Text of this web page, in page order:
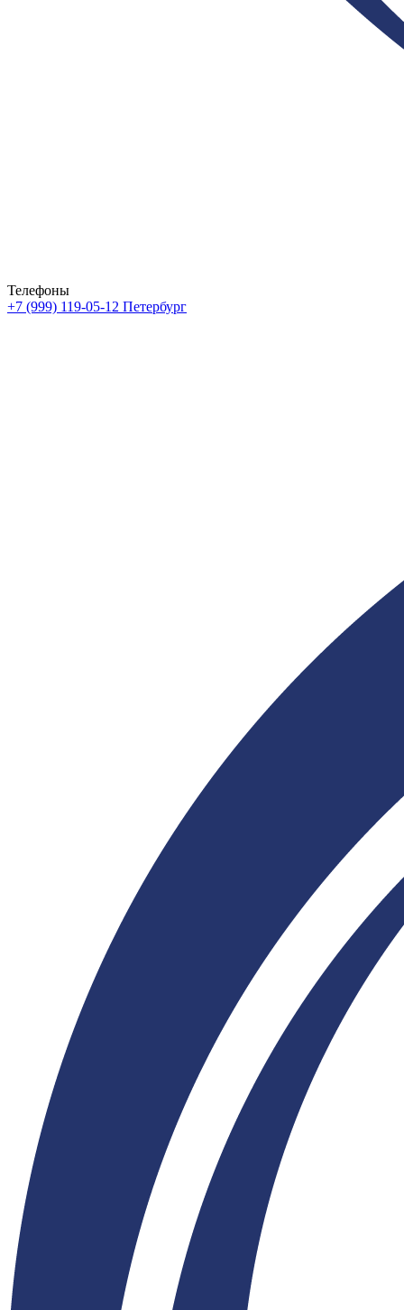
Телефоны
+7 (999) 119-05-12 Петербург